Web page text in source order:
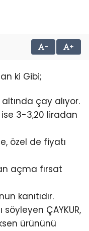
- +
ki Gibi;
çay alıyor.
ise 3-3,20 liradan
özel de fiyatı
açma fırsat
kanıtıdır.
ÇAYKUR,
ürününü